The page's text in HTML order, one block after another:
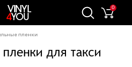
0
пленки
для такси